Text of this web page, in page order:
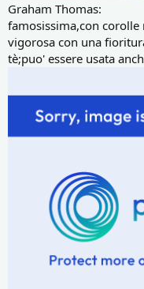
Graham Thomas:
famosissima,con
vigorosa con una
tè;puo' essere usata